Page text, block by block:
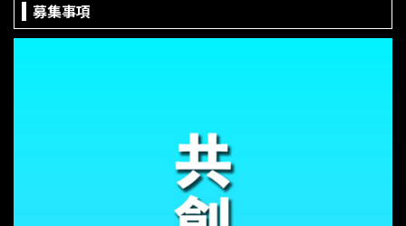
募集事項